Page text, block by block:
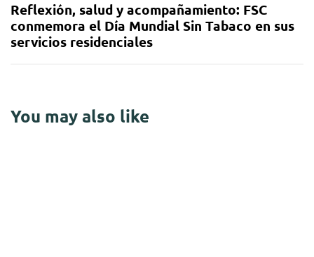
Reflexión, salud y acompañamiento: FSC
conmemora el Día Mundial Sin Tabaco en sus
servicios residenciales
You may also like